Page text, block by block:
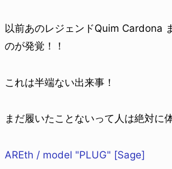
以前あのレジェンドQuim Cardona
のが発覚！！
これは半端ない出来事！
まだ履いたことないって人は絶対に
AREth / model "PLUG" [Sage]